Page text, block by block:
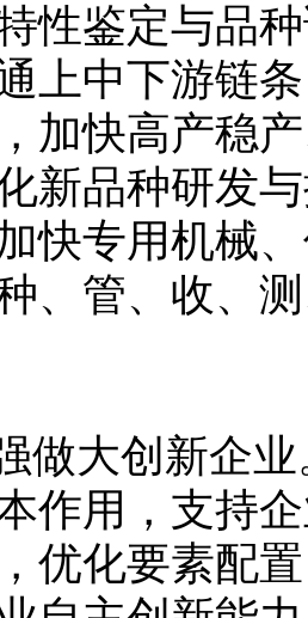
性鉴定与品
上中下游链
加快高产稳
新品种研发
快专用机械
、管、收、
做大创新企
作用，支持
优化要素配